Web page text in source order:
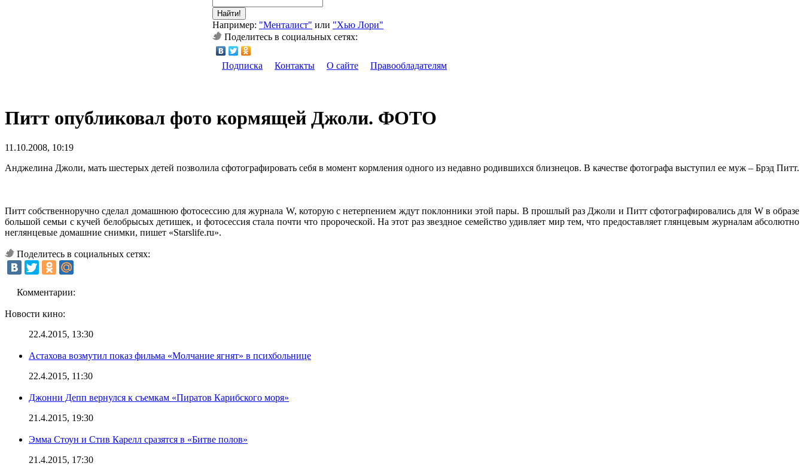
Найти!
Например: "Менталист" или "Хью Лори"
Поделитесь в социальных сетях:
Подписка Контакты О сайте Правообладателям
Питт опубликовал фото кормящей Джоли. ФОТО
11.10.2008, 10:19
Анджелина Джоли, мать шестерых детей позволила сфотографировать себя в момент кормления одного из недавно родившихся близнецов. В качестве фотографа выступил ее муж – Брэд Питт.
Питт собственноручно сделал домашнюю фотосессию для журнала W, которую с нетерпением ждут поклонники этой пары. В прошлый раз Джоли и Питт сфотографировались для W в образе
большой семьи с кучей белобрысых детишек, и фотосессия стала почти что пророческой. На этот раз звездное семейство удивляет мир тем, что предоставляет глянцевым журналам абсолютно
неглянцевые домашние снимки, пишет «Starslife.ru».
Поделитесь в социальных сетях:
Комментарии:
Новости кино:
22.4.2015, 13:30
Астахова возмутил показ фильма «Молчание ягнят» в психбольнице
22.4.2015, 11:30
Джонни Депп вернулся к съемкам «Пиратов Карибского моря»
21.4.2015, 19:30
Эмма Стоун и Стив Карелл сразятся в «Битве полов»
21.4.2015, 17:30